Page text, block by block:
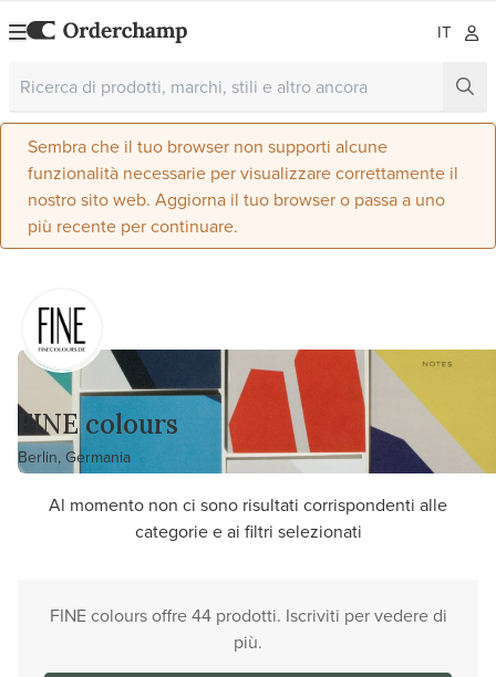
IT
Sembra che il tuo browser non supporti alcune
funzionalità necessarie per visualizzare correttamente il
nostro sito web. Aggiorna il tuo browser o passa a uno
più recente per continuare.
FINE colours
Berlin, Germania
Al momento non ci sono risultati corrispondenti alle
categorie e ai filtri selezionati
FINE colours offre 44 prodotti. Iscriviti per vedere di
più.